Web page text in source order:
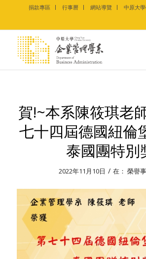
捐款專區 行事曆 網站導覽 中原大
賀!~本系陳筱琪老
七十四屆德國紐倫
泰國團特別
2022年11月10日 / 在：榮譽